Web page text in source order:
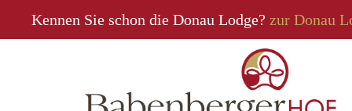
Kennen Sie schon die Donau Lodge? zur Donau